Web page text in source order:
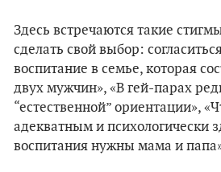
Здесь встречаются такие
сделать свой выбор:
воспитание в семье, которая
двух мужчин», «В гей-парах
“естественной” ориентации»,
адекватным и психологически
воспитания нужны мама и